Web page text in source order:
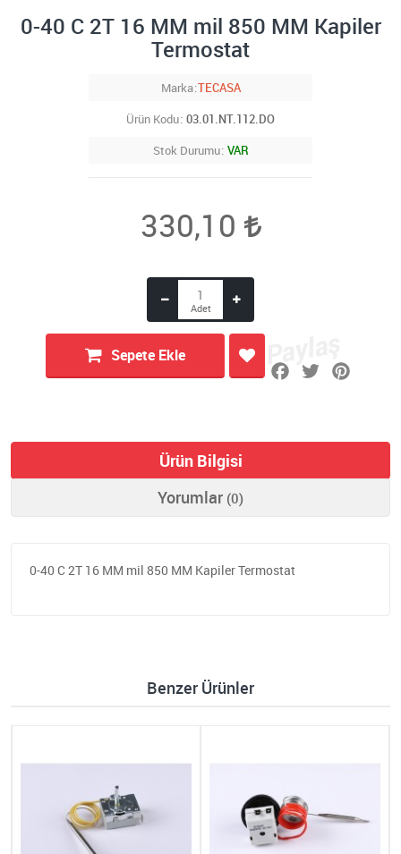
0-40 C 2T 16 MM mil 850 MM Kapiler
Termostat
Marka TECASA
Ürün Kodu 03.01.NT.112.DO
Stok Durumu VAR
330,10
Sepete Ekle
Ürün Bilgisi
Yorumlar (0)
0-40 C 2T 16 MM mil 850 MM Kapiler Termostat
Benzer Ürünler